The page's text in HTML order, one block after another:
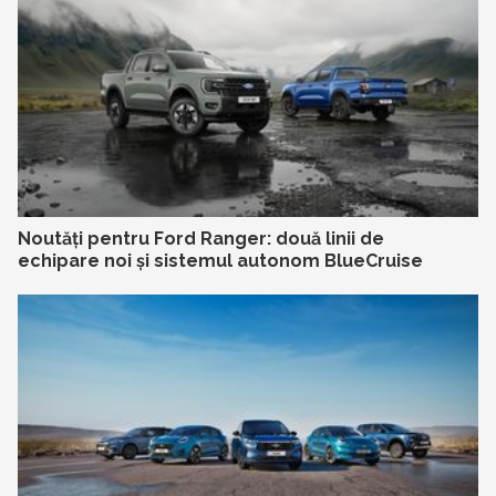
Noutăți pentru Ford Ranger: două linii de
echipare noi și sistemul autonom BlueCruise